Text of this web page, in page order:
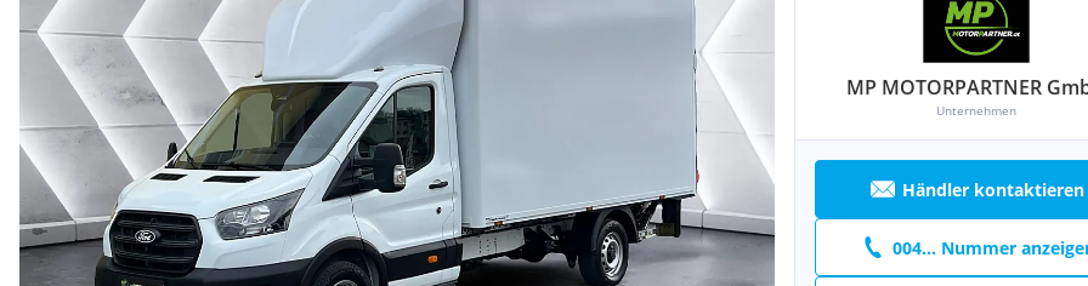
MP MOTORPARTNER
Unternehmen
Händler kontaktieren
004... Nummer